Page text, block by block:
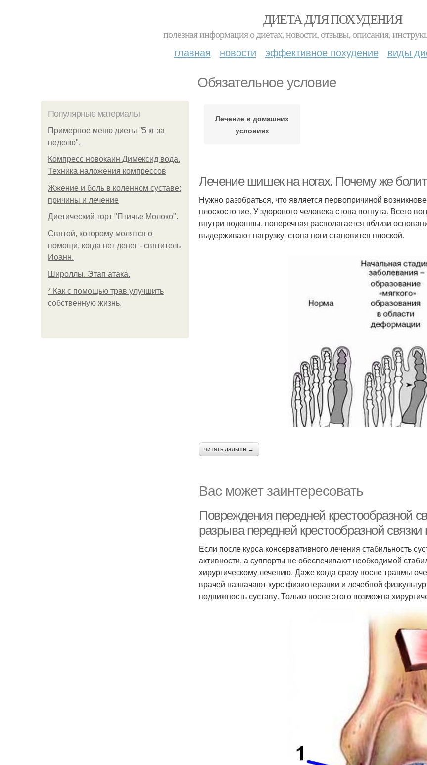
ДИЕТА ДЛЯ ПОХУДЕНИЯ
полезная информация о диетах, новости, отзывы, описания,
главная новости эффективное похудение виды
Обязательное условие
Популярные материалы
Примерное меню диеты "5 кг за
неделю".
Компресс новокаин Димексид вода.
Техника наложения компрессов
Жжение и боль в коленном суставе:
причины и лечение
Диетический торт "Птичье Молоко".
Святой, которому молятся о
помощи, когда нет денег - святитель
Иоанн.
Широллы. Этап атака.
* Как с помощью трав улучшить
собственную жизнь.
Лечение в домашних
условиях
Лечение шишек на ногах. Почему же болит
Нужно разобраться, что является первопричиной
плоскостопие. У здорового человека стопа вогнута. Всего
внутри подошвы, поперечная располагается вблизи
выдерживают нагрузку, стопа ноги становится плоской.
читать дальше →
Вас может заинтересовать
Повреждения передней крестообразной
разрыва передней крестообразной связки
Если после курса консервативного лечения стабильность
активности, а суппорты не обеспечивают необходимой
хирургическому лечению. Даже когда сразу после травмы
врачей назначают курс физиотерапии и лечебной
подвижность суставу. Только после этого возможна